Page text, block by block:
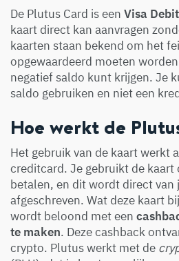
De Plutus Card is een Visa Debit
kaart direct kan aanvragen
kaarten staan bekend om het
opgewaardeerd moeten
negatief saldo kunt krijgen. Je
saldo gebruiken en niet een
Hoe werkt de
Het gebruik van de kaart werkt
creditcard. Je gebruikt de kaart
betalen, en dit wordt direct van
afgeschreven. Wat deze kaart
wordt beloond met een
te maken. Deze cashback
crypto. Plutus werkt met de